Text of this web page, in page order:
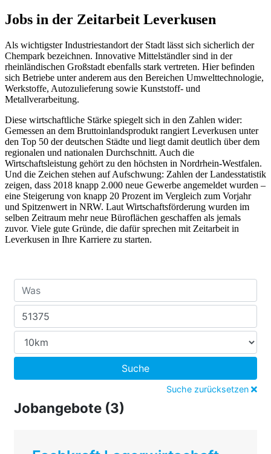
Jobs in der Zeitarbeit Leverkusen
Als wichtigster Industriestandort der Stadt lässt sich sicherlich der
Chempark bezeichnen. Innovative Mittelständler sind in der
rheinländischen Großstadt ebenfalls stark vertreten. Hier befinden
sich Betriebe unter anderem aus den Bereichen Umwelttechnologie,
Werkstoffe, Autozulieferung sowie Kunststoff- und
Metallverarbeitung.
Diese wirtschaftliche Stärke spiegelt sich in den Zahlen wider:
Gemessen an dem Bruttoinlandsprodukt rangiert Leverkusen unter
den Top 50 der deutschen Städte und liegt damit deutlich über dem
regionalen und nationalen Durchschnitt. Auch die
Wirtschaftsleistung gehört zu den höchsten in Nordrhein-Westfalen.
Und die Zeichen stehen auf Aufschwung: Zahlen der Landesstatistik
zeigen, dass 2018 knapp 2.000 neue Gewerbe angemeldet wurden –
eine Steigerung von knapp 20 Prozent im Vergleich zum Vorjahr
und Spitzenwert in NRW. Laut Wirtschaftsförderung wurden im
selben Zeitraum mehr neue Büroflächen geschaffen als jemals
zuvor. Viele gute Gründe, die dafür sprechen mit Zeitarbeit in
Leverkusen in Ihre Karriere zu starten.